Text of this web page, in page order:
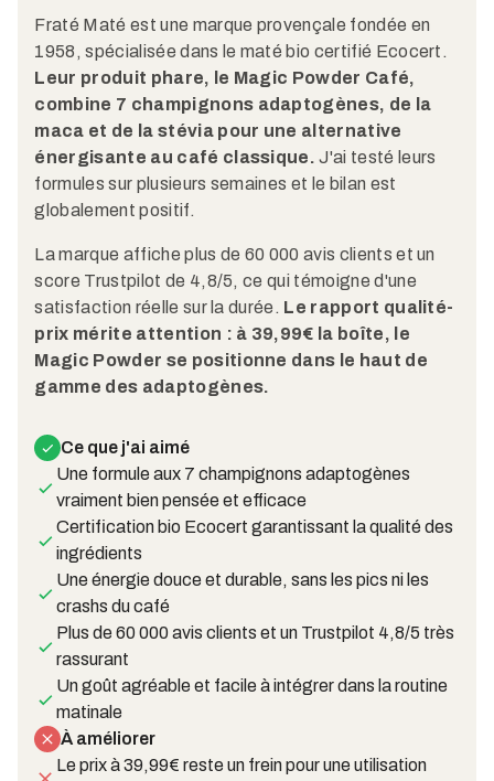
Fraté Maté est une marque provençale fondée en
1958, spécialisée dans le maté bio certifié Ecocert.
Leur produit phare, le Magic Powder Café,
combine 7 champignons adaptogènes, de la
maca et de la stévia pour une alternative
énergisante au café classique. J'ai testé leurs
formules sur plusieurs semaines et le bilan est
globalement positif.
La marque affiche plus de 60 000 avis clients et un
score Trustpilot de 4,8/5, ce qui témoigne d'une
satisfaction réelle sur la durée. Le rapport qualité-
prix mérite attention : à 39,99€ la boîte, le
Magic Powder se positionne dans le haut de
gamme des adaptogènes.
Ce que j'ai aimé
Une formule aux 7 champignons adaptogènes
vraiment bien pensée et efficace
Certification bio Ecocert garantissant la qualité des
ingrédients
Une énergie douce et durable, sans les pics ni les
crashs du café
Plus de 60 000 avis clients et un Trustpilot 4,8/5 très
rassurant
Un goût agréable et facile à intégrer dans la routine
matinale
À améliorer
Le prix à 39,99€ reste un frein pour une utilisation